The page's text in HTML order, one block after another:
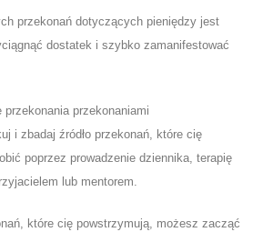
przekonań dotyczących pieniędzy jest
dostatek i szybko zamanifestować
przekonaniami
i zbadaj źródło przekonań, które cię
poprzez prowadzenie dziennika, terapię
lub mentorem.
które cię powstrzymują, możesz zacząć